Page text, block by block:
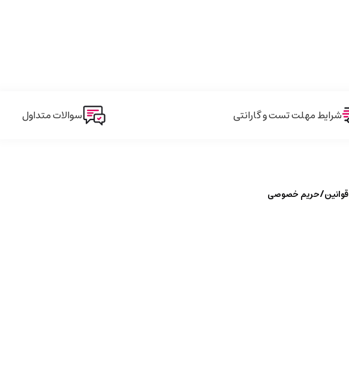
شرایط مهلت تست و گارانتی سوالات متداول
قوانین/حریم خصوصی